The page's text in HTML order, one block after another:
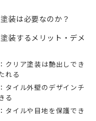
装は必要なのか？
装するメリット・デメ
クリア塗装は艶出しでき
れる
タイル外壁のデザインチ
る
タイルや目地を保護でき